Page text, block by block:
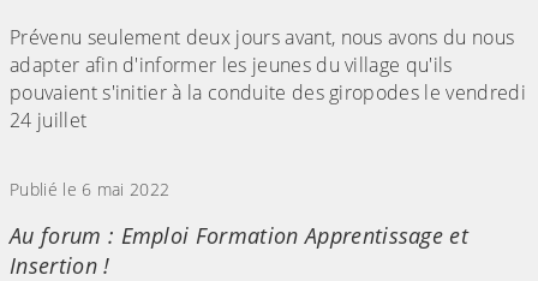
Prévenu seulement deux jours avant, nous avons du nous
adapter afin d'informer les jeunes du village qu'ils
pouvaient s'initier à la conduite des giropodes le vendredi
24 juillet
Publié le 6 mai 2022
Au forum : Emploi Formation Apprentissage et
Insertion !